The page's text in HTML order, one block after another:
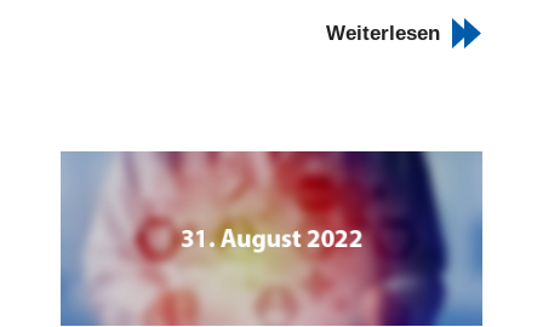
Weiterlesen